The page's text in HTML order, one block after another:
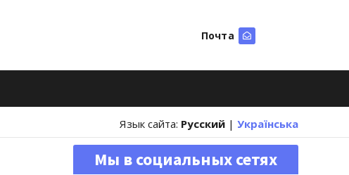
Почта
Язык сайта: Русский | Українська
Мы в социальных сетях